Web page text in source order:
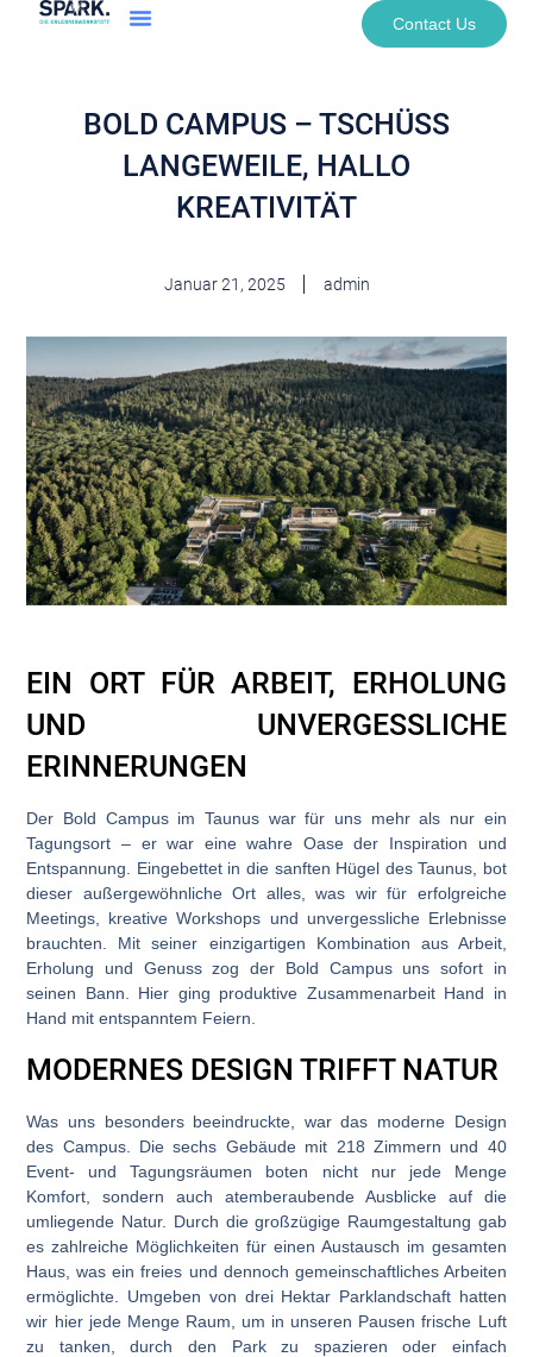
Contact Us
BOLD CAMPUS – TSCHÜSS
LANGEWEILE, HALLO
KREATIVITÄT
Januar 21, 2025 admin
EIN ORT FÜR ARBEIT, ERHOLUNG
UND UNVERGESSLICHE
ERINNERUNGEN
Der Bold Campus im Taunus war für uns mehr als nur ein
Tagungsort – er war eine wahre Oase der Inspiration und
Entspannung. Eingebettet in die sanften Hügel des Taunus, bot
dieser außergewöhnliche Ort alles, was wir für erfolgreiche
Meetings, kreative Workshops und unvergessliche Erlebnisse
brauchten. Mit seiner einzigartigen Kombination aus Arbeit,
Erholung und Genuss zog der Bold Campus uns sofort in
seinen Bann. Hier ging produktive Zusammenarbeit Hand in
Hand mit entspanntem Feiern.
MODERNES DESIGN TRIFFT NATUR
Was uns besonders beeindruckte, war das moderne Design
des Campus. Die sechs Gebäude mit 218 Zimmern und 40
Event- und Tagungsräumen boten nicht nur jede Menge
Komfort, sondern auch atemberaubende Ausblicke auf die
umliegende Natur. Durch die großzügige Raumgestaltung gab
es zahlreiche Möglichkeiten für einen Austausch im gesamten
Haus, was ein freies und dennoch gemeinschaftliches Arbeiten
ermöglichte. Umgeben von drei Hektar Parklandschaft hatten
wir hier jede Menge Raum, um in unseren Pausen frische Luft
zu tanken, durch den Park zu spazieren oder einfach